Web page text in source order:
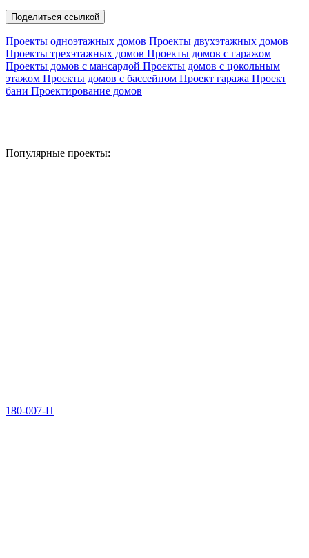
Поделиться ссылкой
Проекты одноэтажных домов Проекты двухэтажных домов
Проекты трехэтажных домов Проекты домов с гаражом
Проекты домов с мансардой Проекты домов с цокольным
этажом Проекты домов с бассейном Проект гаража Проект
бани Проектирование домов
Популярные проекты:
180-007-П